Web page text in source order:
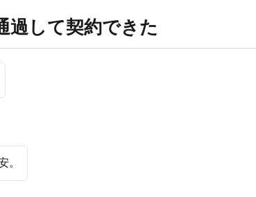
過して契約できた
。